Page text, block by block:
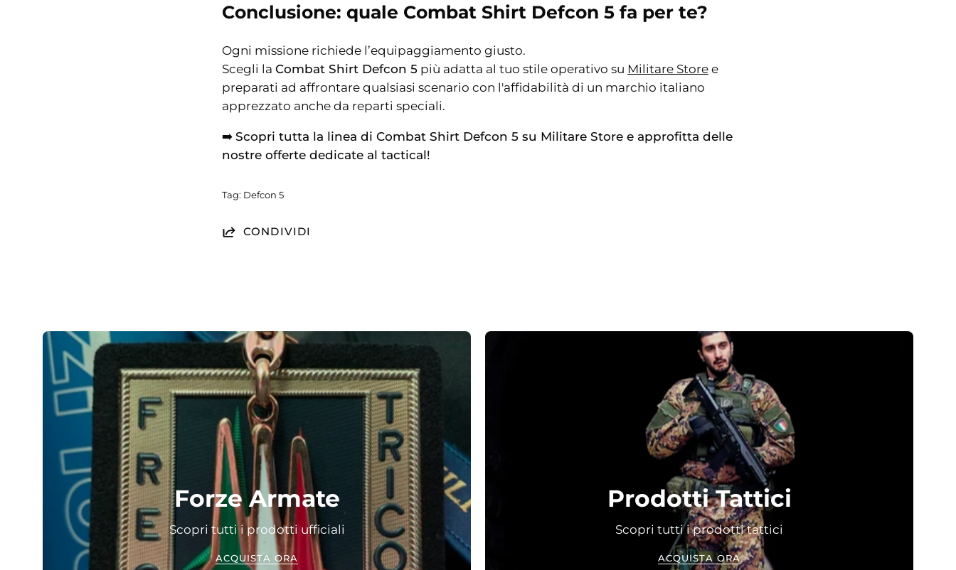
Conclusione: quale Combat Shirt Defcon 5 fa per te?
Ogni missione richiede l’equipaggiamento giusto.
Scegli la Combat Shirt Defcon 5 più adatta al tuo stile operativo su Militare Store e
preparati ad affrontare qualsiasi scenario con l'affidabilità di un marchio italiano
apprezzato anche da reparti speciali.
➡️ Scopri tutta la linea di Combat Shirt Defcon 5 su Militare Store e approfitta delle
nostre offerte dedicate al tactical!
Tag: Defcon 5
CONDIVIDI
Forze Armate
Scopri tutti i prodotti ufficiali
ACQUISTA ORA
Prodotti Tattici
Scopri tutti i prodotti tattici
ACQUISTA ORA